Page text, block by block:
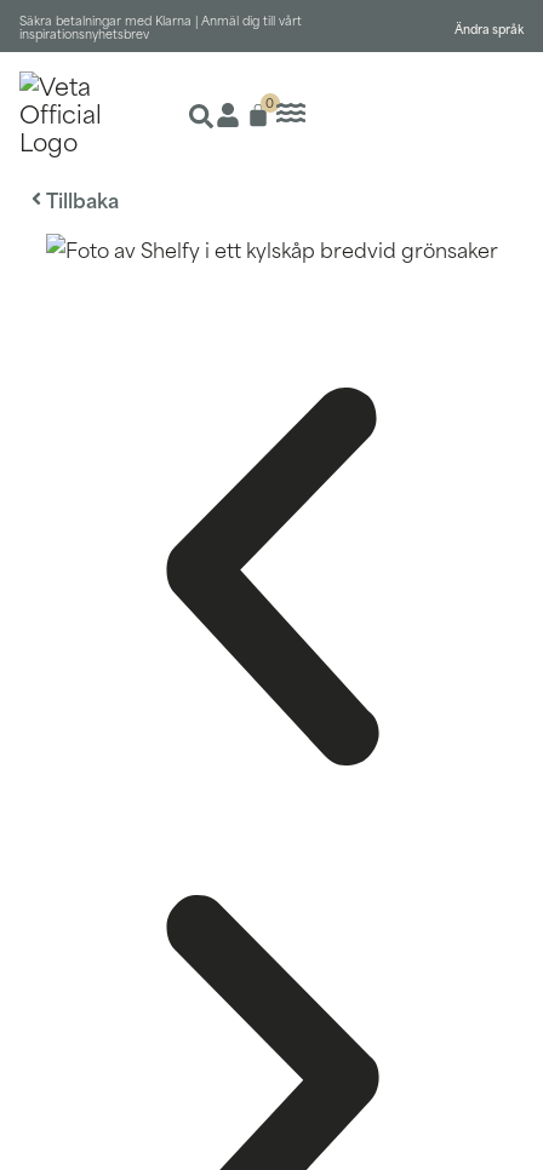
Säkra betalningar med Klarna | Anmäl dig till vårt
inspirationsnyhetsbrev Ändra språk
0
Tillbaka